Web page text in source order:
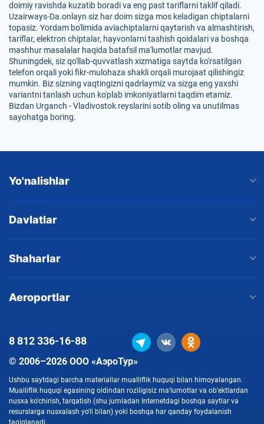
doimiy ravishda kuzatib boradi va eng past tariflarni taklif qiladi.
Uzairways-Da.onlayn siz har doim sizga mos keladigan chiptalarni
topasiz. Yordam bo'limida aviachiptalarni qaytarish va almashtirish,
tariflar, elektron chiptalar, hayvonlarni tashish qoidalari va boshqa
mashhur masalalar haqida batafsil ma'lumotlar mavjud.
Shuningdek, siz qo'llab-quvvatlash xizmatiga saytda ko'rsatilgan
telefon orqali yoki fikr-mulohaza shakli orqali murojaat qilishingiz
mumkin. Biz sizning vaqtingizni qadrlaymiz va sizga eng yaxshi
variantni tanlash uchun ko'plab imkoniyatlarni taqdim etamiz.
Bizdan Urganch - Vladivostok reyslarini sotib oling va unutilmas
sayohatga boring.
Yo'nalishlar
Davlatlar
Shaharlar
Aeroportlar
© 2006–2026 ООО «АэроТур»
Ushbu saytdagi barcha materiallar mualliflik huquqi bilan himoyalangan.
Mualliflik huquqi egasining oldindan roziligisiz ma'lumotlar va ob'ektlardan
nusxa ko'chirish, tarqatish (shu jumladan Internetdagi boshqa saytlar va
resurslarga nusxalash yo'li bilan) yoki boshqa har qanday foydalanish
taqiqlanadi.
8 812336-16-88